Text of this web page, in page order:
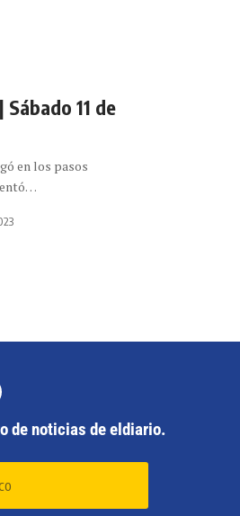
11 de
en los pasos
de noticias de eldiario.